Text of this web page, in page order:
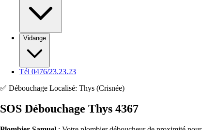
Vidange
Tél 0476/23.23.23
✅ Débouchage Localisé: Thys (Crisnée)
SOS Débouchage Thys 4367